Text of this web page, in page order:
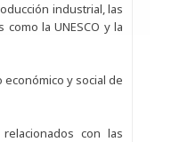
industrial, las
la UNESCO y la
y social de
con las